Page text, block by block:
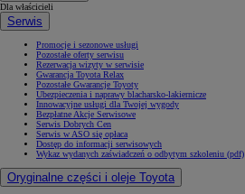
Dla właścicieli
Serwis
Promocje i sezonowe usługi
Pozostałe oferty serwisu
Rezerwacja wizyty w serwisie
Gwarancja Toyota Relax
Pozostałe Gwarancje Toyoty
Ubezpieczenia i naprawy blacharsko-lakiernicze
Innowacyjne usługi dla Twojej wygody
Bezpłatne Akcje Serwisowe
Serwis Dobrych Cen
Serwis w ASO się opłaca
Dostęp do informacji serwisowych
Wykaz wydanych zaświadczeń o odbytym szkoleniu (pdf)
Oryginalne części i oleje Toyota